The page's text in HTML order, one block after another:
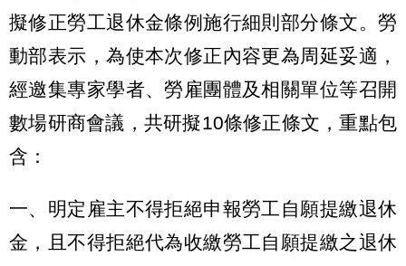
擬修正勞工退休金條例施行細則部分條文。勞
動部表示，為使本次修正內容更為周延妥適，
經邀集專家學者、勞雇團體及相關單位等召開
數場研商會議，共研擬10條修正條文，重點包
含：
一、明定雇主不得拒絕申報勞工自願提繳退休
金，且不得拒絕代為收繳勞工自願提繳之退休